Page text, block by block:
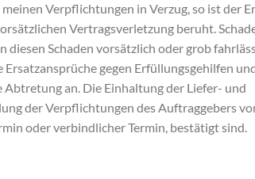
Verpflichtungen in Verzug, so ist der
Vertragsverletzung beruht.
Schaden vorsätzlich oder grob
gegen Erfüllungsgehilfen
an. Die Einhaltung der Liefer- und
der Verpflichtungen des Auftraggebers
oder verbindlicher Termin, bestätigt sind.